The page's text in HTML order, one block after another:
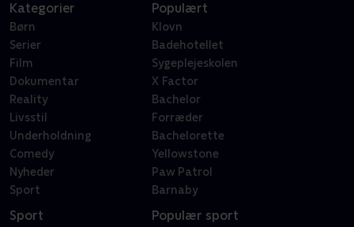
Kategorier
Børn
Serier
Film
Dokumentar
Reality
Livsstil
Underholdning
Comedy
Nyheder
Sport
Populært
Klovn
Badehotellet
Sygeplejeskolen
X Factor
Bachelor
Forræder
Bachelorette
Yellowstone
Paw Patrol
Barnaby
Sport Populær sport